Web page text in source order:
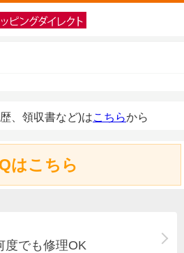
、領収書など)はこちらから
はこちら
度でも修理OK